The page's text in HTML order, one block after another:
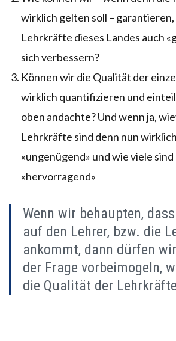
wirklich gelten soll – garantieren,
Lehrkräfte dieses Landes auch
sich verbessern?
Können wir die Qualität der
wirklich quantifizieren und
oben andachte? Und wenn ja,
Lehrkräfte sind denn nun
«ungenügend» und wie viele sind
«hervorragend»
Wenn wir behaupten,
auf den Lehrer, bzw. die
ankommt, dann dürfen
der Frage vorbeimogeln,
die Qualität der